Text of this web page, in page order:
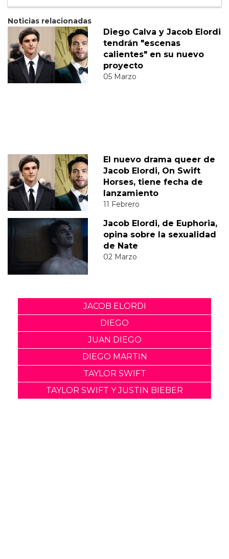
Noticias relacionadas
Diego Calva y Jacob Elordi
tendrán "escenas
calientes" en su nuevo
proyecto
05 Marzo
El nuevo drama queer de
Jacob Elordi, On Swift
Horses, tiene fecha de
lanzamiento
11 Febrero
Jacob Elordi, de Euphoria,
opina sobre la sexualidad
de Nate
02 Marzo
JACOB ELORDI
DIEGO
JUAN DIEGO
DIEGO MARTIN
TAYLOR SWIFT
TAYLOR SWIFT Y JUSTIN BIEBER